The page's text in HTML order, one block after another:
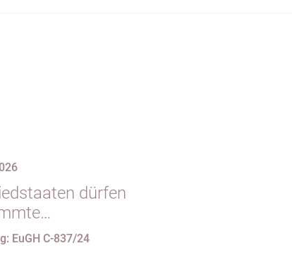
dürfen
nicht
EuGH C-837/24